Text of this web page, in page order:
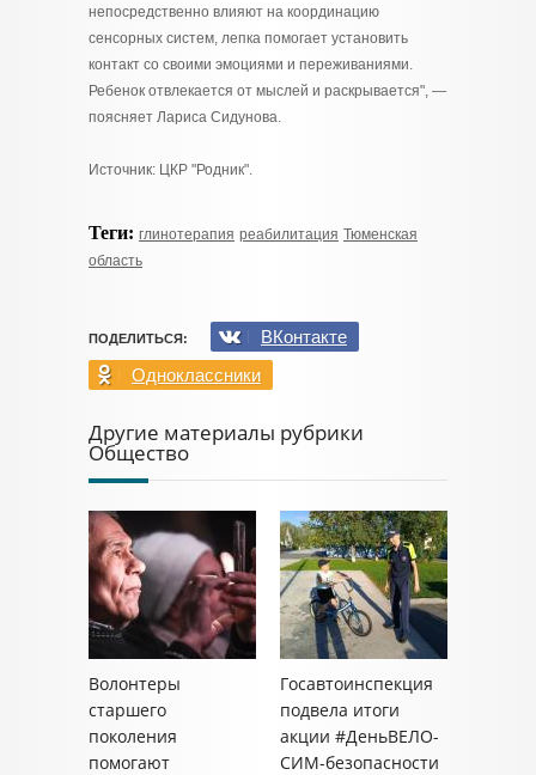
непосредственно влияют на координацию
сенсорных систем, лепка помогает установить
контакт со своими эмоциями и переживаниями.
Ребенок отвлекается от мыслей и раскрывается", —
поясняет Лариса Сидунова.
Источник: ЦКР "Родник".
Теги: глинотерапия реабилитация Тюменская
область
ПОДЕЛИТЬСЯ:
ВКонтакте
Одноклассники
Другие материалы рубрики
Общество
Волонтеры
старшего
поколения
помогают
Госавтоинспекция
подвела итоги
акции #ДеньВЕЛО-
СИМ-безопасности